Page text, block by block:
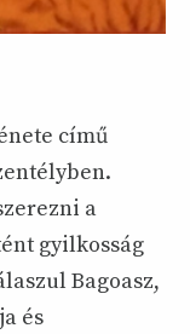
című
a
gyilkosság
Bagoasz,
és